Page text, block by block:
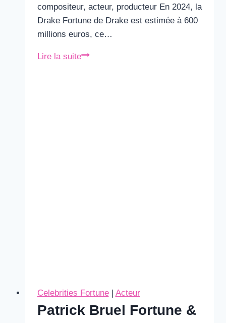
compositeur, acteur, producteur En 2024, la
Drake Fortune de Drake est estimée à 600
millions euros, ce…
Lire la suiteDrake
Celebrities Fortune| Acteur
Patrick Bruel Fortune &